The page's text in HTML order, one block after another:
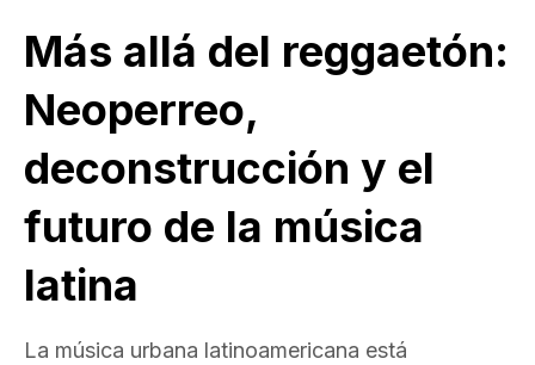
Más allá del reggaetón:
Neoperreo,
deconstrucción y el
futuro de la música
latina
La música urbana latinoamericana está